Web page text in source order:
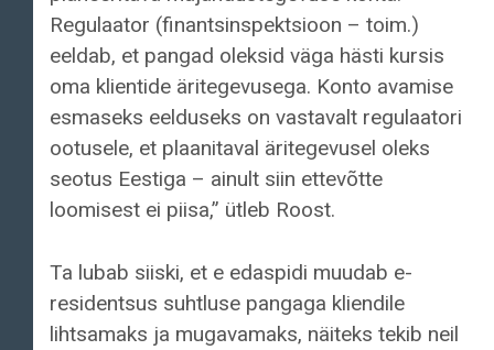
Regulaator (finantsinspektsioon – toim.)
eeldab, et pangad oleksid väga hästi kursis
oma klientide äritegevusega. Konto avamise
esmaseks eelduseks on vastavalt regulaatori
ootusele, et plaanitaval äritegevusel oleks
seotus Eestiga – ainult siin ettevõtte
loomisest ei piisa,” ütleb Roost.
Ta lubab siiski, et e edaspidi muudab e-
residentsus suhtluse pangaga kliendile
lihtsamaks ja mugavamaks, näiteks tekib neil